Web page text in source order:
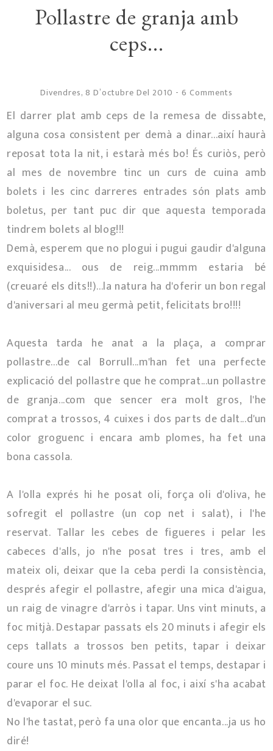
Pollastre de granja amb
ceps...
Divendres, 8 D’octubre Del 2010 - 6 Comments
El darrer plat amb ceps de la remesa de dissabte,
alguna cosa consistent per demà a dinar...així haurà
reposat tota la nit, i estarà més bo! És curiòs, però
al mes de novembre tinc un curs de cuina amb
bolets i les cinc darreres entrades són plats amb
boletus, per tant puc dir que aquesta temporada
tindrem bolets al blog!!!
Demà, esperem que no plogui i pugui gaudir d'alguna
exquisidesa... ous de reig...mmmm estaria bé
(creuaré els dits!!)...la natura ha d'oferir un bon regal
d'aniversari al meu germà petit, felicitats bro!!!!
Aquesta tarda he anat a la plaça, a comprar
pollastre...de cal Borrull...m'han fet una perfecte
explicació del pollastre que he comprat...un pollastre
de granja...com que sencer era molt gros, l'he
comprat a trossos, 4 cuixes i dos parts de dalt...d'un
color groguenc i encara amb plomes, ha fet una
bona cassola.
A l'olla exprés hi he posat oli, força oli d'oliva, he
sofregit el pollastre (un cop net i salat), i l'he
reservat. Tallar les cebes de figueres i pelar les
cabeces d'alls, jo n'he posat tres i tres, amb el
mateix oli, deixar que la ceba perdi la consistència,
després afegir el pollastre, afegir una mica d'aigua,
un raig de vinagre d'arròs i tapar. Uns vint minuts, a
foc mitjà. Destapar passats els 20 minuts i afegir els
ceps tallats a trossos ben petits, tapar i deixar
coure uns 10 minuts més. Passat el temps, destapar i
parar el foc. He deixat l'olla al foc, i així s'ha acabat
d'evaporar el suc.
No l'he tastat, però fa una olor que encanta...ja us ho
diré!